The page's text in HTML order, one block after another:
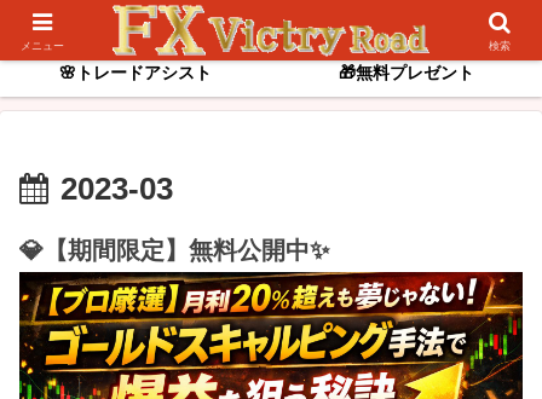
📌逆張りスキャル ✨ゴールド専用インジ
🌸トレードアシスト 🎁無料プレゼント
2023-03
💎【期間限定】無料公開中✨
メニュー 検索